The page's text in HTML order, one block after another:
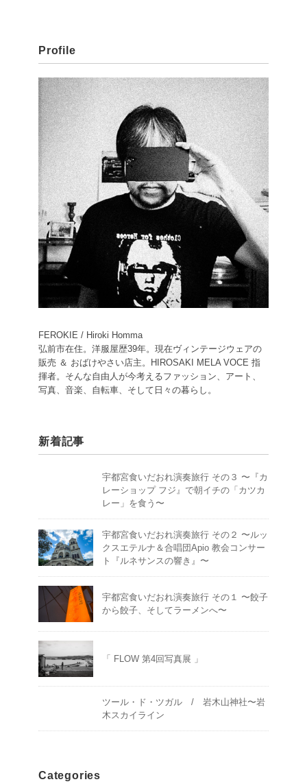
Profile
FEROKIE / Hiroki Homma
弘前市在住。洋服屋歴39年。現在ヴィンテージウェアの
販売 ＆ おばけやさい店主。HIROSAKI MELA VOCE 指
揮者。そんな自由人が今考えるファッション、アート、
写真、音楽、自転車、そして日々の暮らし。
新着記事
宇都宮食いだおれ演奏旅行 その３ 〜『カ
レーショップ フジ』で朝イチの「カツカ
レー」を食う〜
宇都宮食いだおれ演奏旅行 その２ 〜ルッ
クスエテルナ＆合唱団Apio 教会コンサー
ト『ルネサンスの響き』〜
宇都宮食いだおれ演奏旅行 その１ 〜餃子
から餃子、そしてラーメンへ〜
「 FLOW 第4回写真展 」
ツール・ド・ツガル / 岩木山神社〜岩
木スカイライン
Categories